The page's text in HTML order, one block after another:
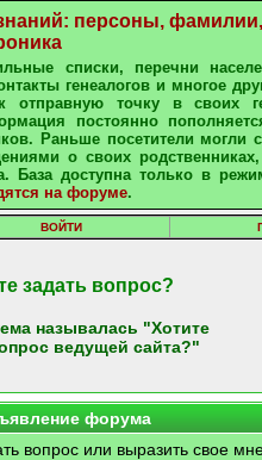
знаний: персоны, фамилии,
списки, перечни
генеалогов и многое
отправную точку в своих
постоянно
Раньше посетители могли
о своих
База доступна только в
на форуме.
ВОЙТИ
задать вопрос?
называлась "Хотите
ведущей сайта?"
форума
вопрос или выразить свое